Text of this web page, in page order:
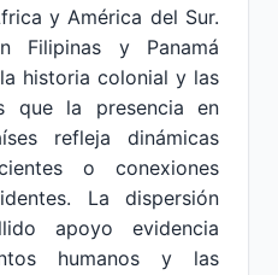
y América del Sur.
Filipinas y Panamá
historia colonial y las
que la presencia en
refleja dinámicas
o conexiones
La dispersión
apoyo evidencia
humanos y las